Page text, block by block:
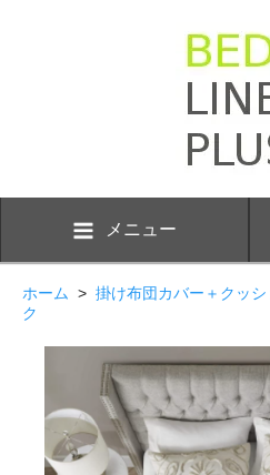
メニュー
ホーム > 掛け布団カバー＋クッシ
ク